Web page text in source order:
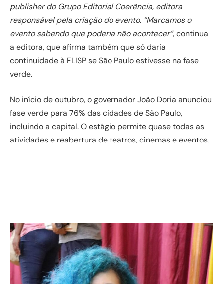
publisher do Grupo Editorial Coerência, editora
responsável pela criação do evento. “Marcamos o
evento sabendo que poderia não acontecer”, continua
a editora, que afirma também que só daria
continuidade à FLISP se São Paulo estivesse na fase
verde.
No início de outubro, o governador João Doria anunciou
fase verde para 76% das cidades de São Paulo,
incluindo a capital. O estágio permite quase todas as
atividades e reabertura de teatros, cinemas e eventos.